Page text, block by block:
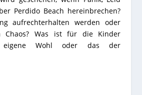
Perdido Beach hereinbrechen?
aufrechterhalten werden oder
Chaos? Was ist für die Kinder
eigene Wohl oder das der